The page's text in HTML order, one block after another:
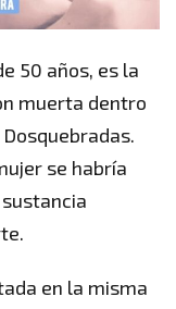
50 años, es la
muerta dentro
se habría
en la misma